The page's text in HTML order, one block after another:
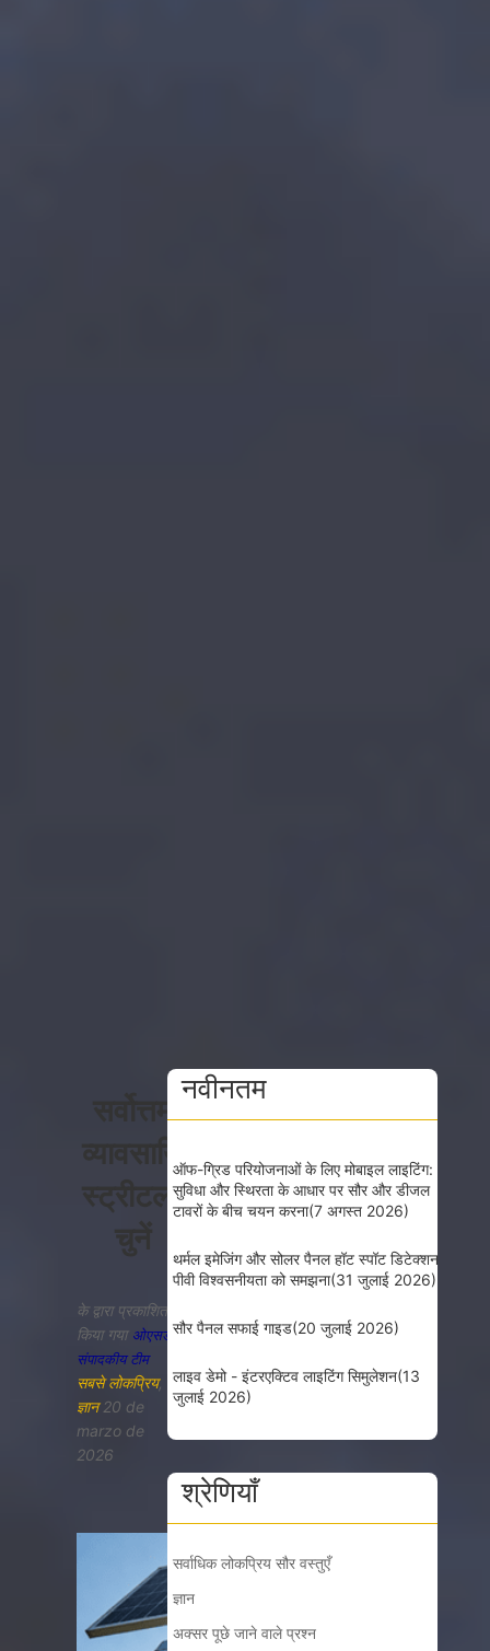
सर्वोत्तम
व्यावसायिक
स्ट्रीटलाइट
चुनें
के द्वारा प्रकाशित
किया गया ओएसडी
संपादकीय टीम
सबसे लोकप्रिय,
ज्ञान 20 de
marzo de
2026
नवीनतम
ऑफ-ग्रिड परियोजनाओं के लिए मोबाइल लाइटिंग:
सुविधा और स्थिरता के आधार पर सौर और डीजल
टावरों के बीच चयन करना(7 अगस्त 2026)
थर्मल इमेजिंग और सोलर पैनल हॉट स्पॉट डिटेक्शन:
पीवी विश्वसनीयता को समझना(31 जुलाई 2026)
सौर पैनल सफाई गाइड(20 जुलाई 2026)
लाइव डेमो - इंटरएक्टिव लाइटिंग सिमुलेशन(13
जुलाई 2026)
श्रेणियाँ
सर्वाधिक लोकप्रिय सौर वस्तुएँ
ज्ञान
अक्सर पूछे जाने वाले प्रश्न